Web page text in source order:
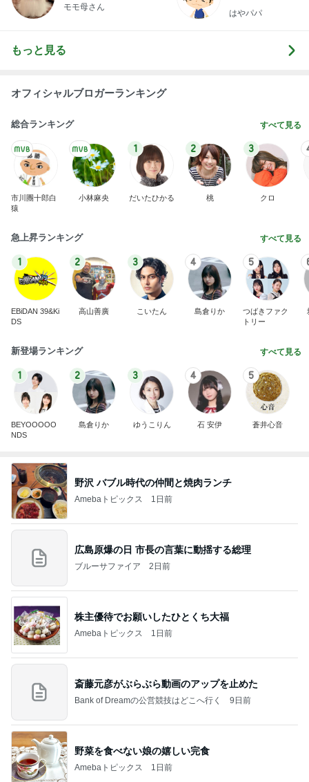
モモ母さん
はやパパ
もっと見る
オフィシャルブロガーランキング
総合ランキング すべて見る
市川團十郎白
猿
小林麻央
1
だいたひかる
2
桃
3
クロ
急上昇ランキング すべて見る
1
EBiDAN 39&Ki
DS
2
高山善廣
3
こいたん
4
島倉りか
5
つばきファク
トリー
新登場ランキング すべて見る
1
BEYOOOOO
NDS
2
島倉りか
3
ゆうこりん
4
石 安伊
5
蒼井心音
野沢 バブル時代の仲間と焼肉ランチ
Amebaトピックス 1日前
広島原爆の日 市長の言葉に動揺する総理
ブルーサファイア 2日前
株主優待でお願いしたひとくち大福
Amebaトピックス 1日前
斎藤元彦がぶらぶら動画のアップを止めた
Bank of Dreamの公営競技はどこへ行く 9日前
野菜を食べない娘の嬉しい完食
Amebaトピックス 1日前